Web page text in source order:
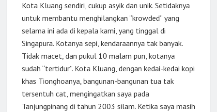
Kota Kluang sendiri, cukup asyik dan unik. Setidaknya
untuk membantu menghilangkan “krowded” yang
selama ini ada di kepala kami, yang tinggal di
Singapura. Kotanya sepi, kendaraannya tak banyak.
Tidak macet, dan pukul 10 malam pun, kotanya
sudah “tertidur”. Kota Kluang, dengan kedai-kedai kopi
khas Tionghoanya, bangunan-bangunan tua tak
tersentuh cat, mengingatkan saya pada
Tanjungpinang di tahun 2003 silam. Ketika saya masih